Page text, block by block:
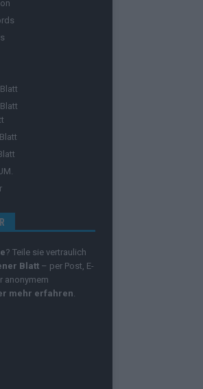
? Teile sie vertraulich
Blatt – per Post, E-
anonymem
mehr erfahren.